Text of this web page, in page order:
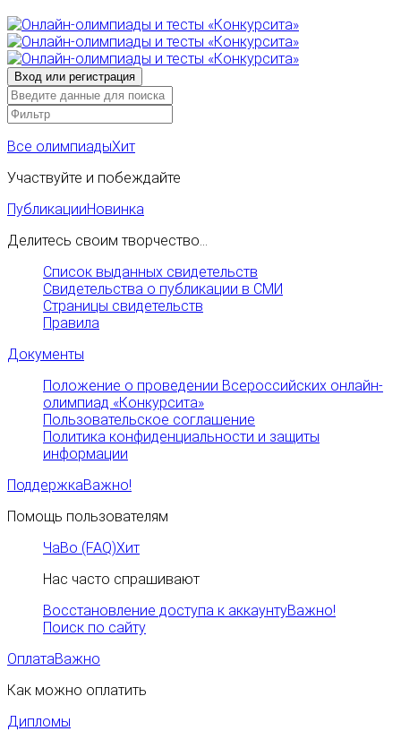
Все олимпиадыХит
Участвуйте и побеждайте
ПубликацииНовинка
Делитесь своим творчество...
Список выданных свидетельств
Свидетельства о публикации в СМИ
Страницы свидетельств
Правила
Документы
Положение о проведении Всероссийских онлайн-
олимпиад «Конкурсита»
Пользовательское соглашение
Политика конфиденциальности и защиты
информации
ПоддержкаВажно!
Помощь пользователям
ЧаВо (FAQ)Хит
Нас часто спрашивают
Восстановление доступа к аккаунтуВажно!
Поиск по сайту
ОплатаВажно
Как можно оплатить
Дипломы